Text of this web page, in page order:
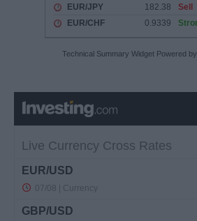
Technical Summary Widget Powered by